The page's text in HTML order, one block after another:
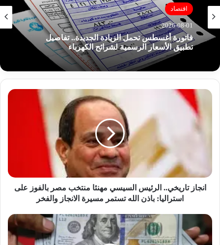
اقتصاد
2026-08-01
فاتورة أغسطس تحمل الزيادة الجديدة.. تفاصيل
تطبيق الأسعار الرسمية لشرائح الكهرباء
ا
ي
.
ا
انجاز تاريخي.. الرئيس السيسي مهنئا منتخب مصر بالفوز على
استراليا: باذن الله تستمر مسيرة الانجاز والفخر
س
ر